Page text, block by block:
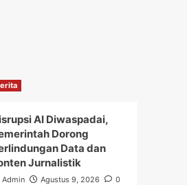
AI Diwaspadai,
Dorong
Data dan
Jurnalistik
Admin Agustus 9, 2026 0